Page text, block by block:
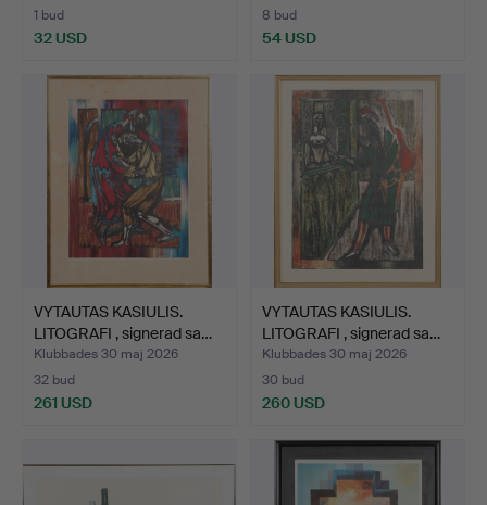
1 bud
32 USD
8 bud
54 USD
VYTAUTAS KASIULIS.
LITOGRAFI , signerad sa…
Klubbades 30 maj 2026
32 bud
261 USD
VYTAUTAS KASIULIS.
LITOGRAFI , signerad sa…
Klubbades 30 maj 2026
30 bud
260 USD